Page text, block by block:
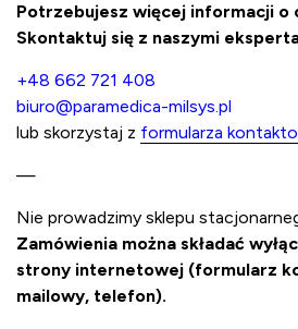
Potrzebujesz więcej informacji o
Skontaktuj się z naszymi
+48 662 721 408
biuro@paramedica-milsys.pl
lub skorzystaj z formularza
—
Nie prowadzimy sklepu
Zamówienia można składać
strony internetowej (formularz
mailowy, telefon).